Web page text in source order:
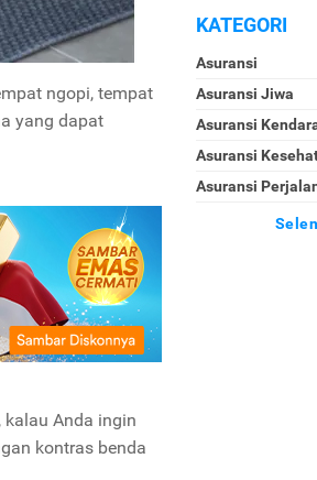
ngopi, tempat
yang dapat
Anda ingin
kontras benda
KATEGORI
Asuransi
Asuransi Jiwa
Asuransi
Asuransi
Asuransi